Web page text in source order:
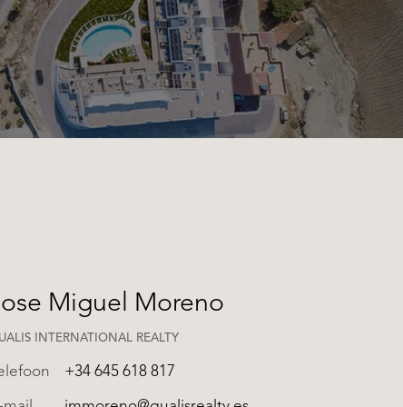
Miguel Moreno
INTERNATIONAL REALTY
+34 645 618 817